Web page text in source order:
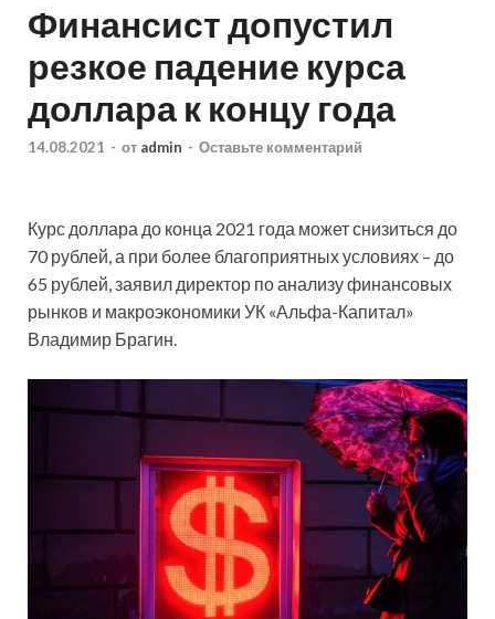
Финансист допустил
резкое падение курса
доллара к концу года
14.08.2021 - от admin - Оставьте комментарий
Курс доллара до конца 2021 года может снизиться до
70 рублей, а при более благоприятных условиях – до
65 рублей, заявил директор по анализу финансовых
рынков и макроэкономики УК «Альфа-Капитал»
Владимир Брагин.